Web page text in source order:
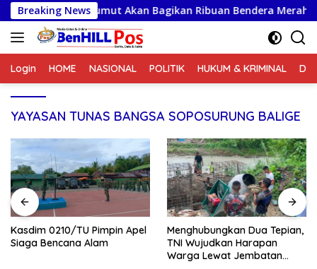
Langsung
ke
konten
Breaking News
Sumut Akan Bagikan Ribuan Bendera Merah Putih
Login HOME NASIONAL POLITIK HUKUM & KRIMINAL
YAYASAN TUNAS BANGSA SOPOSURUNG BALIGE
Kasdim 0210/TU Pimpin Apel
Siaga Bencana Alam
Menghubungkan Dua Tepian,
TNI Wujudkan Harapan
Warga Lewat Jembatan